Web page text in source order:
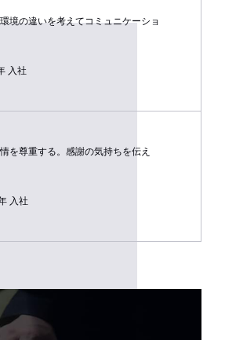
境の違いを考えてコミュニケーショ
入社
を尊重する。感謝の気持ちを伝え
入社